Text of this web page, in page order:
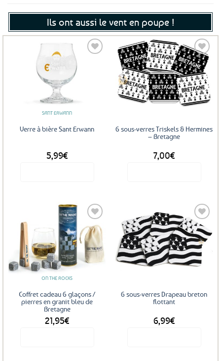
Ils ont aussi le vent en poupe !
SANT ERWANN
Verre à bière Sant Erwann
5,99€
Ajouter
aux
favoris
6 sous-verres Triskels & Hermines
– Bretagne
7,00€
Ajouter
aux
favoris
ON THE ROCKS
Coffret cadeau 6 glaçons /
pierres en granit bleu de
Bretagne
21,95€
Ajouter
aux
favoris
6 sous-verres Drapeau breton
flottant
6,99€